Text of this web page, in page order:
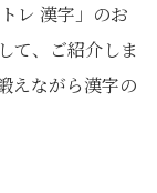
レ 漢字」のお
て、ご紹介しま
えながら漢字の